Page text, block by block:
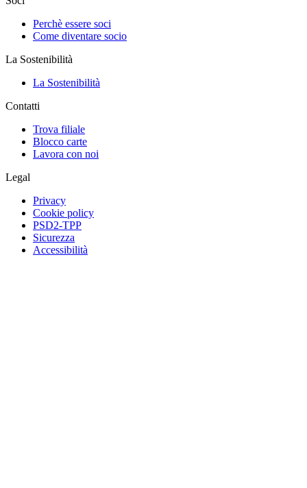
Perchè essere soci
Come diventare socio
La Sostenibilità
La Sostenibilità
Contatti
Trova filiale
Blocco carte
Lavora con noi
Legal
Privacy
Cookie policy
PSD2-TPP
Sicurezza
Accessibilità